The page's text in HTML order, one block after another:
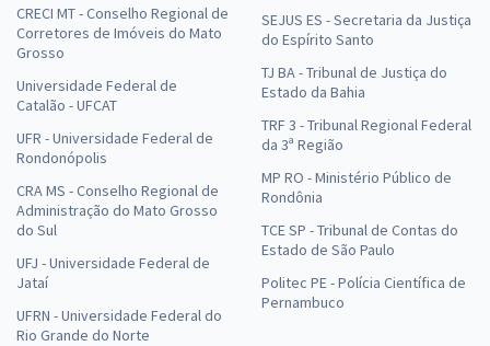
CRECI MT - Conselho Regional de
Corretores de Imóveis do Mato
Grosso
Universidade Federal de
Catalão - UFCAT
UFR - Universidade Federal de
Rondonópolis
CRA MS - Conselho Regional de
Administração do Mato Grosso
do Sul
UFJ - Universidade Federal de
Jataí
UFRN - Universidade Federal do
Rio Grande do Norte
SEJUS ES - Secretaria da Justiça
do Espírito Santo
TJ BA - Tribunal de Justiça do
Estado da Bahia
TRF 3 - Tribunal Regional Federal
da 3ª Região
MP RO - Ministério Público de
Rondônia
TCE SP - Tribunal de Contas do
Estado de São Paulo
Politec PE - Polícia Científica de
Pernambuco